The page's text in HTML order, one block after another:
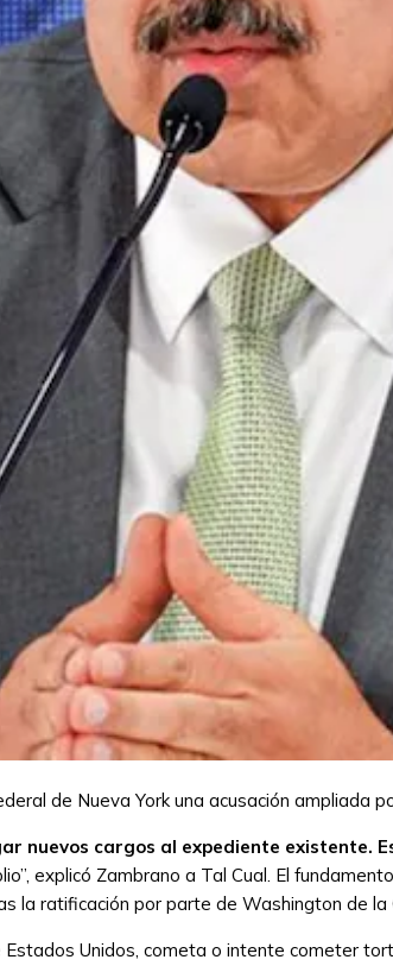
de Nueva York una acusación ampliada
nuevos cargos al expediente existente.
explicó Zambrano a Tal Cual. El
la ratificación por parte de Washington de la
Unidos, cometa o intente cometer